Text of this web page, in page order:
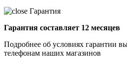
Гарантия
Гарантия составляет 12 месяцев
Подробнее об условиях гарантии
телефонам наших магазинов